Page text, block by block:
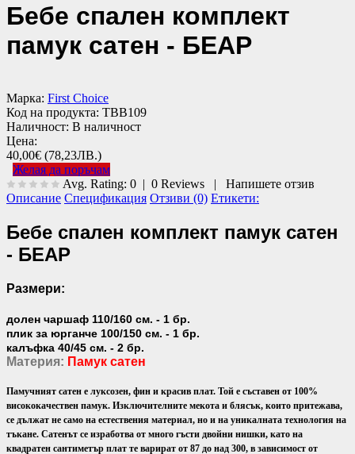
Бебе спален комплект
памук сатен - БЕАР
Марка: First Choice
Код на продукта: TBB109
Наличност: В наличност
Цена:
40,00€ (78,23ЛВ.)
Желая да поръчам
Avg. Rating: 0 | 0 Reviews | Напишете отзив
Описание Спецификация Отзиви (0) Етикети:
Бебе спален комплект памук сатен
- БЕАР
Размери:
долен чаршаф 110/160 см. - 1 бр.
плик за юрганче 100/150 см. - 1 бр.
калъфка 40/45 см. - 2 бр.
Материя: Памук сатен
Памучният сатен е луксозен, фин и красив плат. Той е съставен от 100%
висококачествен памук. Изключителните мекота и блясък, които притежава,
се дължат не само на естествения материал, но и на уникалната технология на
тъкане. Сатенът се изработва от много гъсти двойни нишки, като на
квадратен сантиметър плат те варират от 87 до над 300, в зависимост от